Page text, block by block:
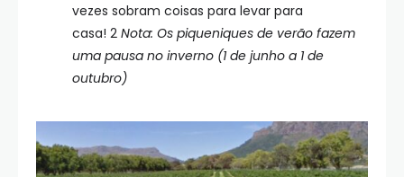
vezes sobram coisas para levar para
casa! 2 Nota: Os piqueniques de verão fazem
uma pausa no inverno (1 de junho a 1 de
outubro)